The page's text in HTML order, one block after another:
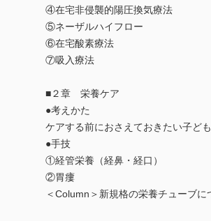
④在宅非侵襲的陽圧換気療法
⑤ネーザルハイフロー
⑥在宅酸素療法
⑦吸入療法
■２章 栄養ケア
●考えかた
ケアする前におさえておきたい子ど
●手技
①経管栄養（経鼻・経口）
②胃瘻
＜Column＞新規格の栄養チューブに